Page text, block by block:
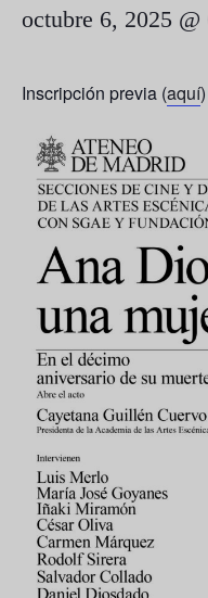
octubre 6, 2025
Inscripción previa (aquí)